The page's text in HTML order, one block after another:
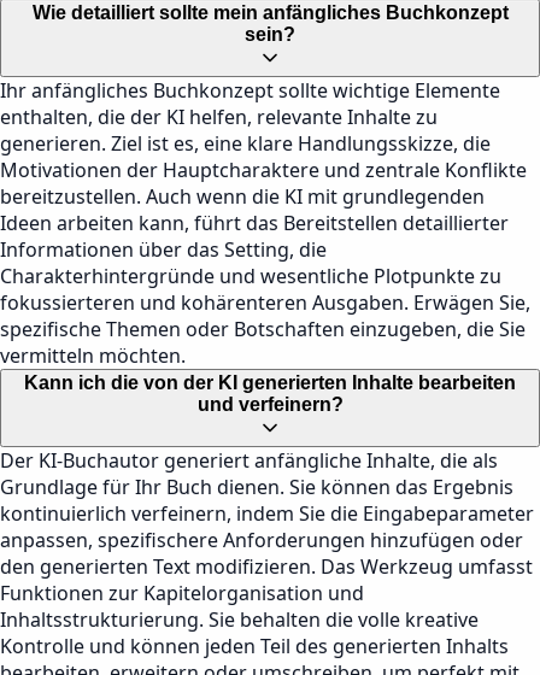
Wie detailliert sollte mein anfängliches Buchkonzept
sein?
Ihr anfängliches Buchkonzept sollte wichtige Elemente
enthalten, die der KI helfen, relevante Inhalte zu
generieren. Ziel ist es, eine klare Handlungsskizze, die
Motivationen der Hauptcharaktere und zentrale Konflikte
bereitzustellen. Auch wenn die KI mit grundlegenden
Ideen arbeiten kann, führt das Bereitstellen detaillierter
Informationen über das Setting, die
Charakterhintergründe und wesentliche Plotpunkte zu
fokussierteren und kohärenteren Ausgaben. Erwägen Sie,
spezifische Themen oder Botschaften einzugeben, die Sie
vermitteln möchten.
Kann ich die von der KI generierten Inhalte bearbeiten
und verfeinern?
Der KI-Buchautor generiert anfängliche Inhalte, die als
Grundlage für Ihr Buch dienen. Sie können das Ergebnis
kontinuierlich verfeinern, indem Sie die Eingabeparameter
anpassen, spezifischere Anforderungen hinzufügen oder
den generierten Text modifizieren. Das Werkzeug umfasst
Funktionen zur Kapitelorganisation und
Inhaltsstrukturierung. Sie behalten die volle kreative
Kontrolle und können jeden Teil des generierten Inhalts